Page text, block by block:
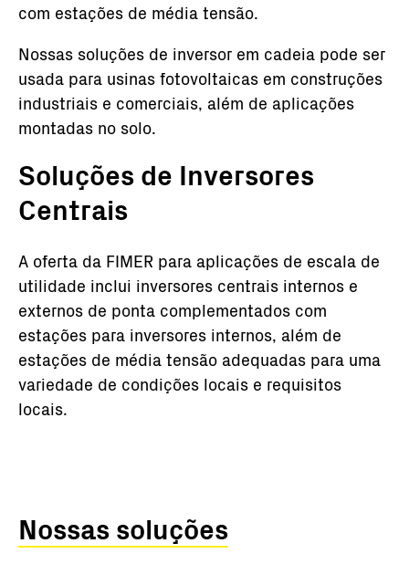
com estações de média tensão.
Nossas soluções de inversor em cadeia pode ser
usada para usinas fotovoltaicas em construções
industriais e comerciais, além de aplicações
montadas no solo.
Soluções de Inversores
Centrais
A oferta da FIMER para aplicações de escala de
utilidade inclui inversores centrais internos e
externos de ponta complementados com
estações para inversores internos, além de
estações de média tensão adequadas para uma
variedade de condições locais e requisitos
locais.
Nossas soluções